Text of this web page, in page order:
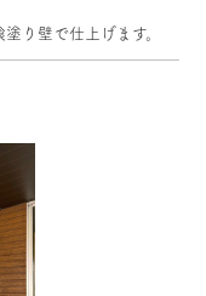
り壁で仕上げます。